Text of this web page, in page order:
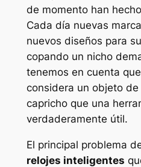
de momento han
Cada día nuevas
nuevos diseños para
copando un nicho
tenemos en cuenta
considera un objeto
capricho que una
verdaderamente útil.
El principal problema
relojes inteligentes